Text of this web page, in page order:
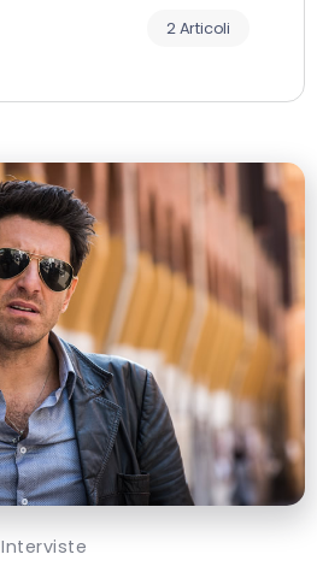
2 Articoli
Interviste